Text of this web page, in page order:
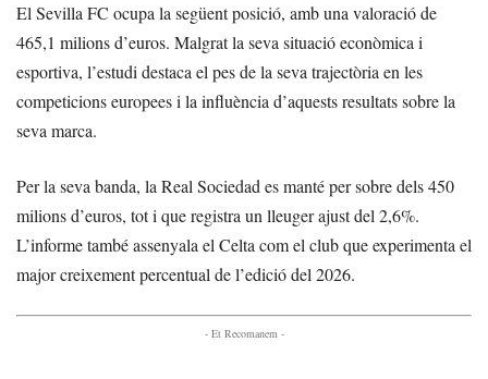
El Sevilla FC ocupa la següent posició, amb una valoració de
465,1 milions d’euros. Malgrat la seva situació econòmica i
esportiva, l’estudi destaca el pes de la seva trajectòria en les
competicions europees i la influència d’aquests resultats sobre la
seva marca.
Per la seva banda, la Real Sociedad es manté per sobre dels 450
milions d’euros, tot i que registra un lleuger ajust del 2,6%.
L’informe també assenyala el Celta com el club que experimenta el
major creixement percentual de l’edició del 2026.
- Et Recomanem -